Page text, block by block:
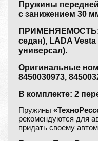
Пружины
с занижением 30
ПРИМЕНЯЕМОСТЬ:
седан), LADA
универсал).
Оригинальные
8450030973,
В комплекте: 2
Пружины
рекомендуются для
придать своему